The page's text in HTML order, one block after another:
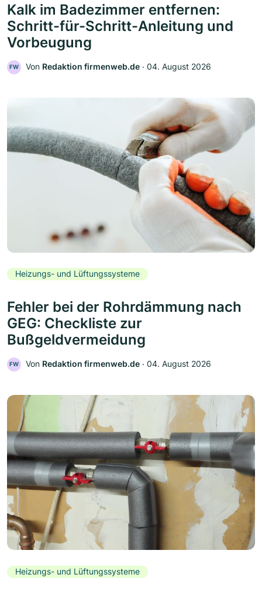
Kalk im Badezimmer entfernen:
Schritt-für-Schritt-Anleitung und
Vorbeugung
FW Von Redaktion firmenweb.de ‧ 04. August 2026
Heizungs- und Lüftungssysteme
Fehler bei der Rohrdämmung nach
GEG: Checkliste zur
Bußgeldvermeidung
FW Von Redaktion firmenweb.de ‧ 04. August 2026
Heizungs- und Lüftungssysteme